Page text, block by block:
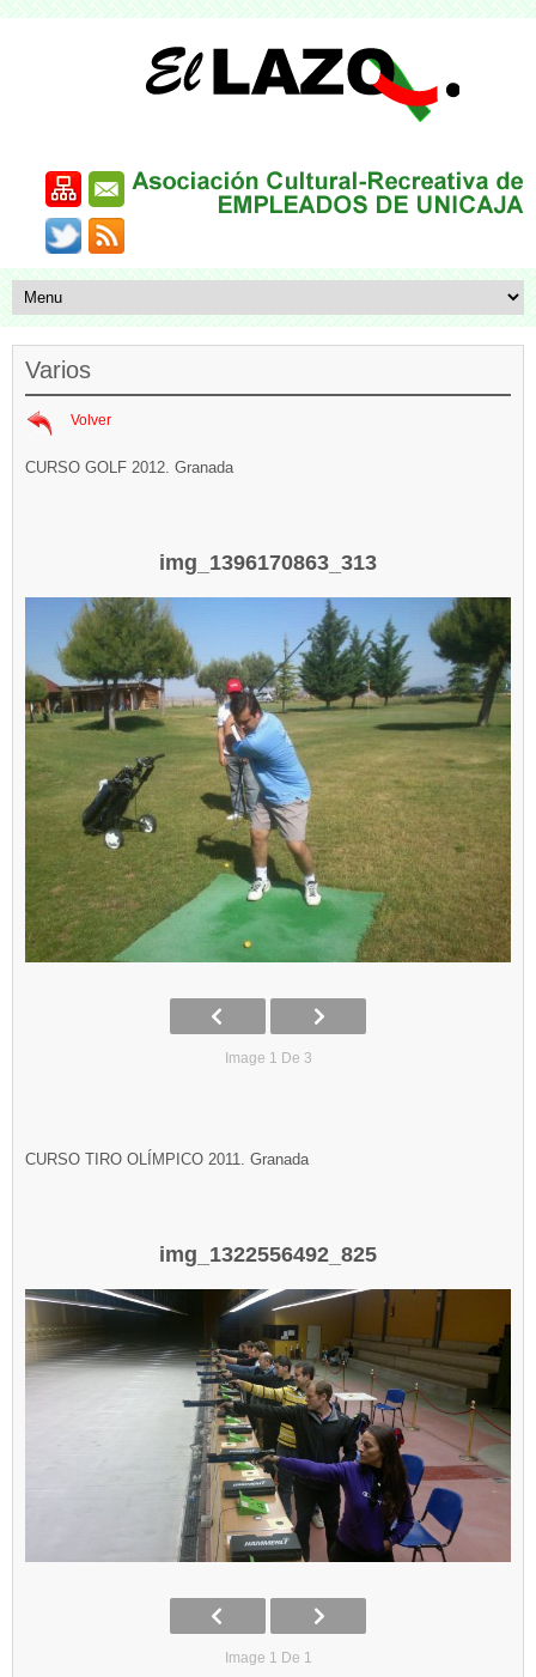
Varios
Volver
CURSO GOLF 2012. Granada
img_1396170863_313
Image 1 De 3
CURSO TIRO OLÍMPICO 2011. Granada
img_1322556492_825
Image 1 De 1